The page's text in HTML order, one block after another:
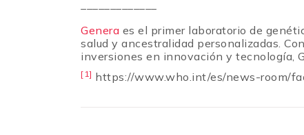
Genera es el primer laboratorio de
salud y ancestralidad personalizadas.
inversiones en innovación y tecnología,
[1] https://www.who.int/es/news-room/